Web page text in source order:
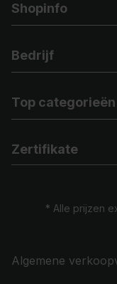
Shopinfo
Bedrijf
Top categorieën
Zertifikate
* Alle prijzen
Algemene